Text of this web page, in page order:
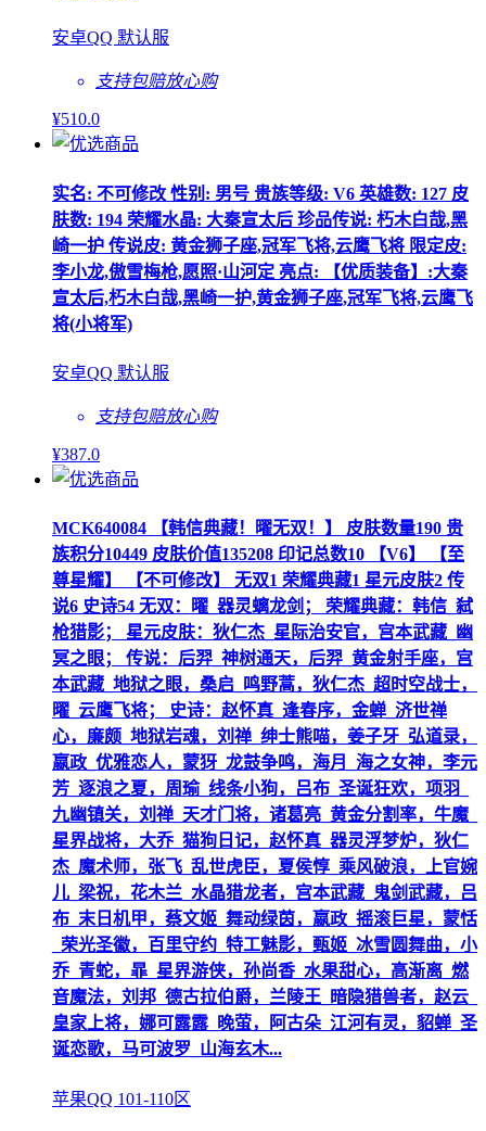
安卓QQ 默认服
支持包赔放心购
¥510.0
实名: 不可修改 性别: 男号 贵族等级: V6 英雄数: 127 皮
肤数: 194 荣耀水晶: 大秦宣太后 珍品传说: 朽木白哉,黑
崎一护 传说皮: 黄金狮子座,冠军飞将,云鹰飞将 限定皮:
李小龙,傲雪梅枪,愿照·山河定 亮点: 【优质装备】:大秦
宣太后,朽木白哉,黑崎一护,黄金狮子座,冠军飞将,云鹰飞
将(小将军)
安卓QQ 默认服
支持包赔放心购
¥387.0
MCK640084 【韩信典藏！曜无双！】 皮肤数量190 贵
族积分10449 皮肤价值135208 印记总数10 【V6】 【至
尊星耀】 【不可修改】 无双1 荣耀典藏1 星元皮肤2 传
说6 史诗54 无双：曜_器灵螭龙剑； 荣耀典藏：韩信_弑
枪猎影； 星元皮肤：狄仁杰_星际治安官，宫本武藏_幽
冥之眼； 传说：后羿_神树通天，后羿_黄金射手座，宫
本武藏_地狱之眼，桑启_鸣野蒿，狄仁杰_超时空战士，
曜_云鹰飞将； 史诗：赵怀真_逢春序，金蝉_济世禅
心，廉颇_地狱岩魂，刘禅_绅士熊喵，姜子牙_弘道录，
嬴政_优雅恋人，蒙犽_龙鼓争鸣，海月_海之女神，李元
芳_逐浪之夏，周瑜_线条小狗，吕布_圣诞狂欢，项羽_
九幽镇关，刘禅_天才门将，诸葛亮_黄金分割率，牛魔_
星界战将，大乔_猫狗日记，赵怀真_器灵浮梦炉，狄仁
杰_魔术师，张飞_乱世虎臣，夏侯惇_乘风破浪，上官婉
儿_梁祝，花木兰_水晶猎龙者，宫本武藏_鬼剑武藏，吕
布_末日机甲，蔡文姬_舞动绿茵，嬴政_摇滚巨星，蒙恬
_荣光圣徽，百里守约_特工魅影，甄姬_冰雪圆舞曲，小
乔_青蛇，暃_星界游侠，孙尚香_水果甜心，高渐离_燃
音魔法，刘邦_德古拉伯爵，兰陵王_暗隐猎兽者，赵云_
皇家上将，娜可露露_晚萤，阿古朵_江河有灵，貂蝉_圣
诞恋歌，马可波罗_山海玄木...
苹果QQ 101-110区